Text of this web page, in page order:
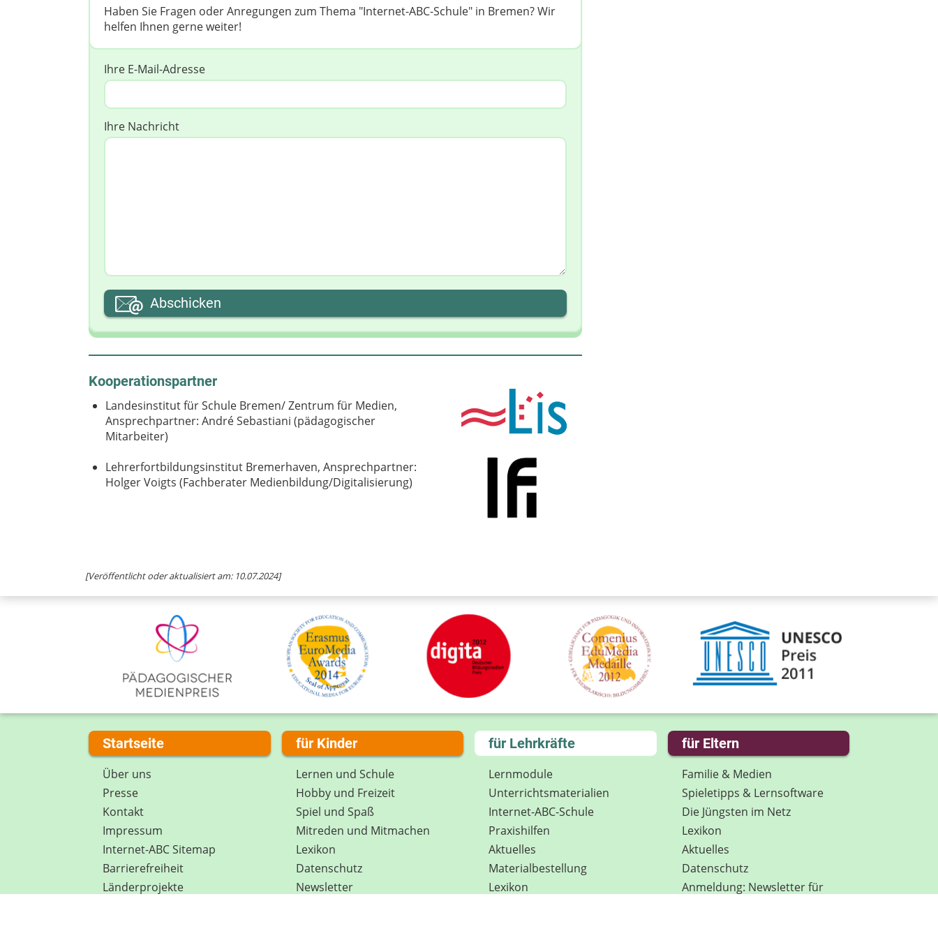
Haben Sie Fragen oder Anregungen zum Thema "Internet-ABC-Schule" in Bremen? Wir
helfen Ihnen gerne weiter! ​
Ihre E-Mail-Adresse
Ihre Nachricht
Abschicken
Kooperationspartner
Landesinstitut für Schule Bremen/ Zentrum für Medien,
Ansprechpartner: André Sebastiani (pädagogischer
Mitarbeiter)
Lehrerfortbildungsinstitut Bremerhaven, Ansprechpartner:
Holger Voigts (Fachberater Medienbildung/Digitalisierung)
[Veröffentlicht oder aktualisiert am: 10.07.2024]
Startseite
Über uns
Presse
Kontakt
Impressum
Internet-ABC Sitemap
Barrierefreiheit
Länderprojekte
für Kinder
Lernen und Schule
Hobby und Freizeit
Spiel und Spaß
Mitreden und Mitmachen
Lexikon
Datenschutz
Newsletter
für Lehrkräfte
Lernmodule
Unterrichts­materialien
Internet-ABC-Schule
Praxishilfen
Aktuelles
Materialbestellung
Lexikon
für Eltern
Familie & Medien
Spieletipps & Lernsoftware
Die Jüngsten im Netz
Lexikon
Aktuelles
Datenschutz
Anmeldung: Newsletter für